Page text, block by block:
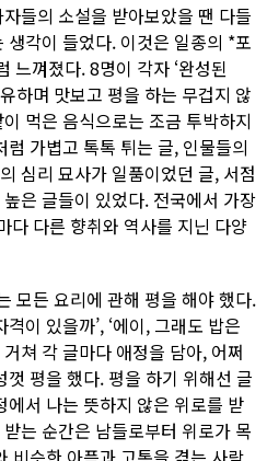
들의 소설을 받아보았을 땐 다들
각이 들었다. 이것은 일종의 *포
껴졌다. 8명이 각자 ‘완성된
하며 맛보고 평을 하는 무겁지 않
먹은 음식으로는 조금 투박하지
가볍고 톡톡 튀는 글, 인물들의
심리 묘사가 일품이었던 글, 서점
은 글들이 있었다. 전국에서 가장
다 다른 향취와 역사를 지닌 다양
모든 요리에 관해 평을 해야 했다.
이 있을까’, ‘에이, 그래도 밥은
쳐 각 글마다 애정을 담아, 어쩌
평을 했다. 평을 하기 위해선 글
서 나는 뜻하지 않은 위로를 받
는 순간은 남들로부터 위로가 목